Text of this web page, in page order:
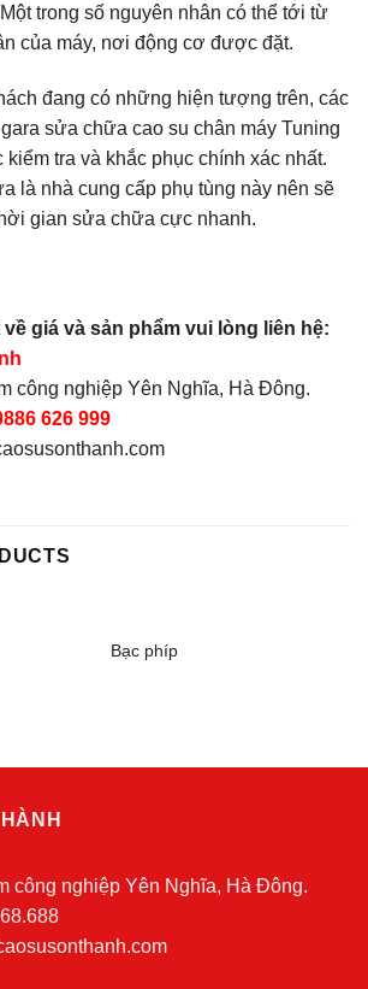
trong số nguyên nhân có thể tới từ
của máy, nơi động cơ được đặt.
đang có những hiện tượng trên, các
sửa chữa cao su chân máy Tuning
tra và khắc phục chính xác nhất.
là nhà cung cấp phụ tùng này nên sẽ
gian sửa chữa cực nhanh.
giá và sản phẩm vui lòng liên hệ:
công nghiệp Yên Nghĩa, Hà Đông.
626 999
Bạc phíp
công nghiệp Yên Nghĩa, Hà Đông.